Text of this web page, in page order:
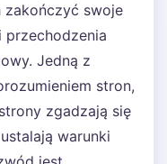
zakończyć swoje
przechodzenia
Jedną z
stron,
zgadzają się
warunki